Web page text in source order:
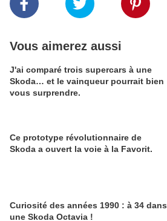
Vous aimerez aussi
J'ai comparé trois supercars à une
Skoda… et le vainqueur pourrait bien
vous surprendre.
Ce prototype révolutionnaire de
Skoda a ouvert la voie à la Favorit.
Curiosité des années 1990 : à 34 dans
une Skoda Octavia !